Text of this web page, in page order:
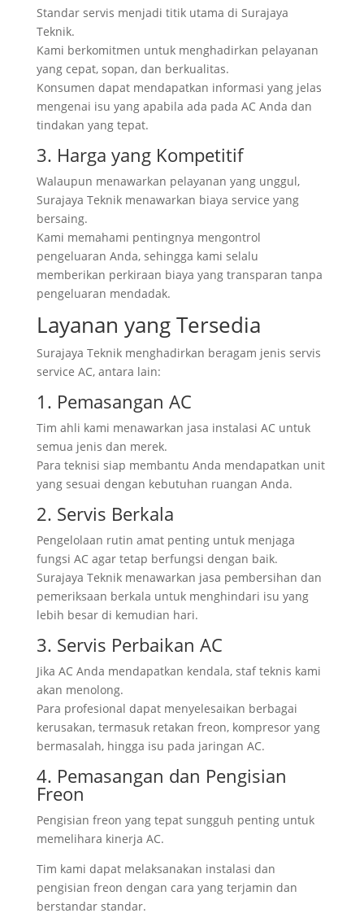
Standar servis menjadi titik utama di Surajaya
Teknik.
Kami berkomitmen untuk menghadirkan pelayanan
yang cepat, sopan, dan berkualitas.
Konsumen dapat mendapatkan informasi yang jelas
mengenai isu yang apabila ada pada AC Anda dan
tindakan yang tepat.
3. Harga yang Kompetitif
Walaupun menawarkan pelayanan yang unggul,
Surajaya Teknik menawarkan biaya service yang
bersaing.
Kami memahami pentingnya mengontrol
pengeluaran Anda, sehingga kami selalu
memberikan perkiraan biaya yang transparan tanpa
pengeluaran mendadak.
Layanan yang Tersedia
Surajaya Teknik menghadirkan beragam jenis servis
service AC, antara lain:
1. Pemasangan AC
Tim ahli kami menawarkan jasa instalasi AC untuk
semua jenis dan merek.
Para teknisi siap membantu Anda mendapatkan unit
yang sesuai dengan kebutuhan ruangan Anda.
2. Servis Berkala
Pengelolaan rutin amat penting untuk menjaga
fungsi AC agar tetap berfungsi dengan baik.
Surajaya Teknik menawarkan jasa pembersihan dan
pemeriksaan berkala untuk menghindari isu yang
lebih besar di kemudian hari.
3. Servis Perbaikan AC
Jika AC Anda mendapatkan kendala, staf teknis kami
akan menolong.
Para profesional dapat menyelesaikan berbagai
kerusakan, termasuk retakan freon, kompresor yang
bermasalah, hingga isu pada jaringan AC.
4. Pemasangan dan Pengisian
Freon
Pengisian freon yang tepat sungguh penting untuk
memelihara kinerja AC.
Tim kami dapat melaksanakan instalasi dan
pengisian freon dengan cara yang terjamin dan
berstandar standar.